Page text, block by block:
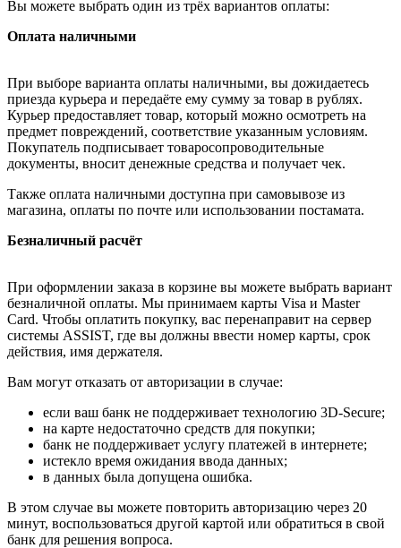
Вы можете выбрать один из трёх вариантов оплаты:
Оплата наличными
При выборе варианта оплаты наличными, вы дожидаетесь
приезда курьера и передаёте ему сумму за товар в рублях.
Курьер предоставляет товар, который можно осмотреть на
предмет повреждений, соответствие указанным условиям.
Покупатель подписывает товаросопроводительные
документы, вносит денежные средства и получает чек.
Также оплата наличными доступна при самовывозе из
магазина, оплаты по почте или использовании постамата.
Безналичный расчёт
При оформлении заказа в корзине вы можете выбрать вариант
безналичной оплаты. Мы принимаем карты Visa и Master
Card. Чтобы оплатить покупку, вас перенаправит на сервер
системы ASSIST, где вы должны ввести номер карты, срок
действия, имя держателя.
Вам могут отказать от авторизации в случае:
если ваш банк не поддерживает технологию 3D-Secure;
на карте недостаточно средств для покупки;
банк не поддерживает услугу платежей в интернете;
истекло время ожидания ввода данных;
в данных была допущена ошибка.
В этом случае вы можете повторить авторизацию через 20
минут, воспользоваться другой картой или обратиться в свой
банк для решения вопроса.